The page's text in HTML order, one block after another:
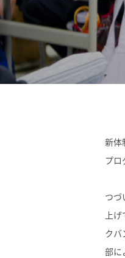
新体
プ
つづ
上
クバ
部に